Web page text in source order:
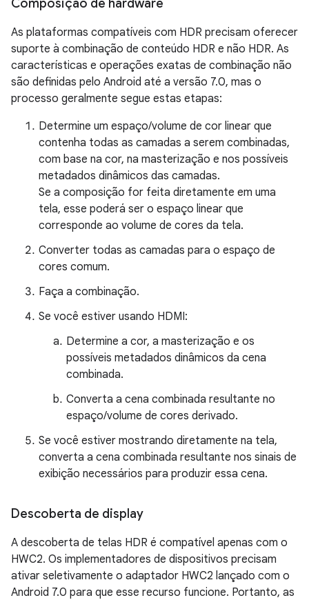
Composição de hardware
As plataformas compatíveis com HDR precisam oferecer
suporte à combinação de conteúdo HDR e não HDR. As
características e operações exatas de combinação não
são definidas pelo Android até a versão 7.0, mas o
processo geralmente segue estas etapas:
Determine um espaço/volume de cor linear que
contenha todas as camadas a serem combinadas,
com base na cor, na masterização e nos possíveis
metadados dinâmicos das camadas.
Se a composição for feita diretamente em uma
tela, esse poderá ser o espaço linear que
corresponde ao volume de cores da tela.
Converter todas as camadas para o espaço de
cores comum.
Faça a combinação.
Se você estiver usando HDMI:
Determine a cor, a masterização e os
possíveis metadados dinâmicos da cena
combinada.
Converta a cena combinada resultante no
espaço/volume de cores derivado.
Se você estiver mostrando diretamente na tela,
converta a cena combinada resultante nos sinais de
exibição necessários para produzir essa cena.
Descoberta de display
A descoberta de telas HDR é compatível apenas com o
HWC2. Os implementadores de dispositivos precisam
ativar seletivamente o adaptador HWC2 lançado com o
Android 7.0 para que esse recurso funcione. Portanto, as